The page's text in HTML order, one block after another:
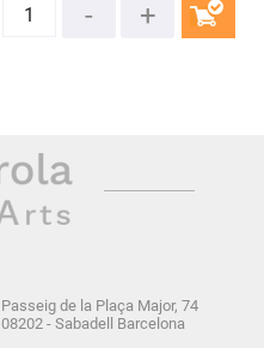
Passeig de la Plaça Major, 74
08202 - Sabadell Barcelona